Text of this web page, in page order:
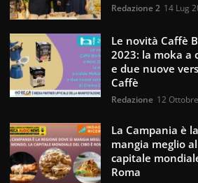
Redazione 2 14 Lug
Le novità Caffè
2023: la moka a
e due nuove
Caffè
Redazione 12
La Campania è
mangia meglio
capitale
Roma